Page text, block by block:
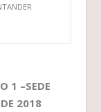
1 –SEDE
DE 2018